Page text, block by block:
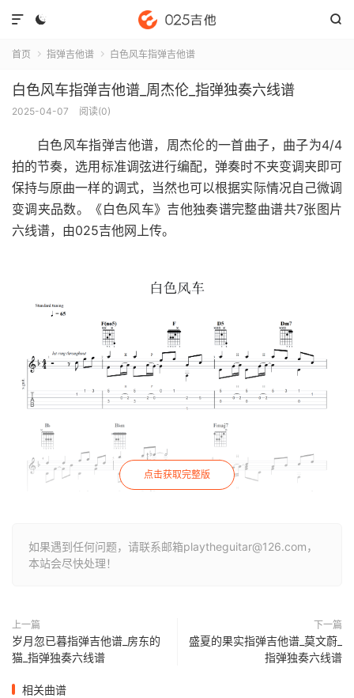
 

首页  指弹吉他谱  白色风车指弹吉他谱
白色风车指弹吉他谱_周杰伦_指弹独奏六线谱
2025-04-07 阅读(0)
白色风车指弹吉他谱，周杰伦的一首曲子，曲子为4/4
拍的节奏，选用标准调弦进行编配，弹奏时不夹变调夹即可
保持与原曲一样的调式，当然也可以根据实际情况自己微调
变调夹品数。《白色风车》吉他独奏谱完整曲谱共7张图片
六线谱，由025吉他网上传。
点击获取完整版
如果遇到任何问题，请联系邮箱playtheguitar@126.com，
本站会尽快处理！
上一篇
岁月忽已暮指弹吉他谱_房东的
猫_指弹独奏六线谱
下一篇
盛夏的果实指弹吉他谱_莫文蔚_
指弹独奏六线谱
相关曲谱